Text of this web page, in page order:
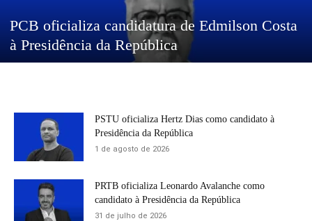
PCB oficializa candidatura de Edmilson Costa
à Presidência da República
PSTU oficializa Hertz Dias como candidato à
Presidência da República
1 de agosto de 2026
PRTB oficializa Leonardo Avalanche como
candidato à Presidência da República
31 de julho de 2026